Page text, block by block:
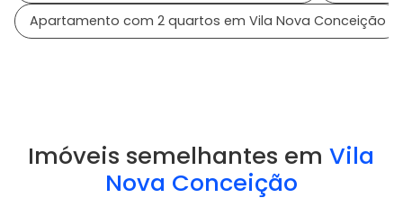
Apartamento com 2 quartos em Vila Nova Conceição
Imóveis semelhantes emVila
Nova Conceição